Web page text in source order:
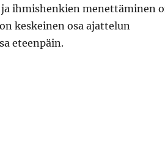
ihmishenkien menettäminen
keskeinen osa ajattelun
eteenpäin.